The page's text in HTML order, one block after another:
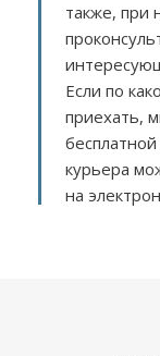
также, при
Если по
приехать,
курьера
на